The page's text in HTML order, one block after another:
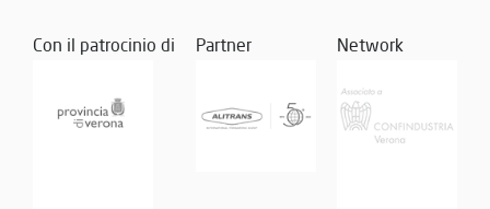
Con il patrocinio di Partner Network